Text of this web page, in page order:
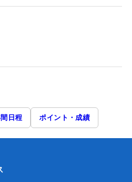
日程 ポイント・成績